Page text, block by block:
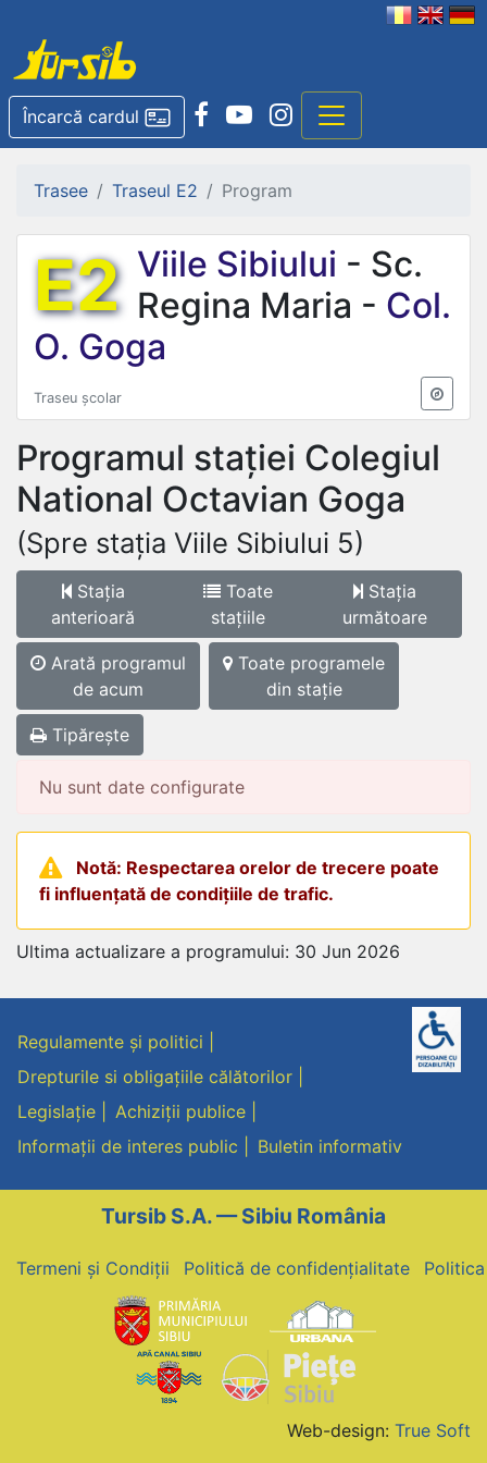
Încarcă cardul
Trasee Traseul E2 Program
E2 Viile Sibiului - Sc.
Regina Maria - Col.
O. Goga
Traseu școlar
Programul stației Colegiul
National Octavian Goga
(Spre stația Viile Sibiului 5)
Stația
anterioară
Toate
stațiile
Stația
următoare
Arată programul
de acum
Toate programele
din stație
Tipărește
Nu sunt date configurate
Notă: Respectarea orelor de trecere poate
fi influențată de condițiile de trafic.
Ultima actualizare a programului: 30 Jun 2026
Regulamente și politici
Drepturile si obligațiile călătorilor
Legislație
Achiziții publice
Informații de interes public
Buletin informativ
Tursib S.A. — Sibiu România
Termeni și Condiții Politică de confidențialitate
Web-design: True Soft